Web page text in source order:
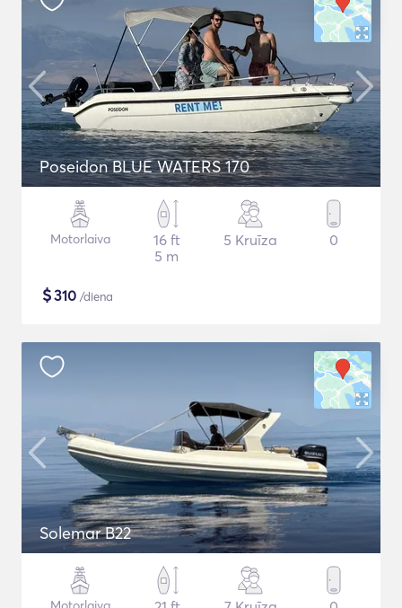
Poseidon BLUE WATERS 170
Motorlaiva
16 ft
5 m
5 Kruīza 0
$310 /diena
Solemar B22